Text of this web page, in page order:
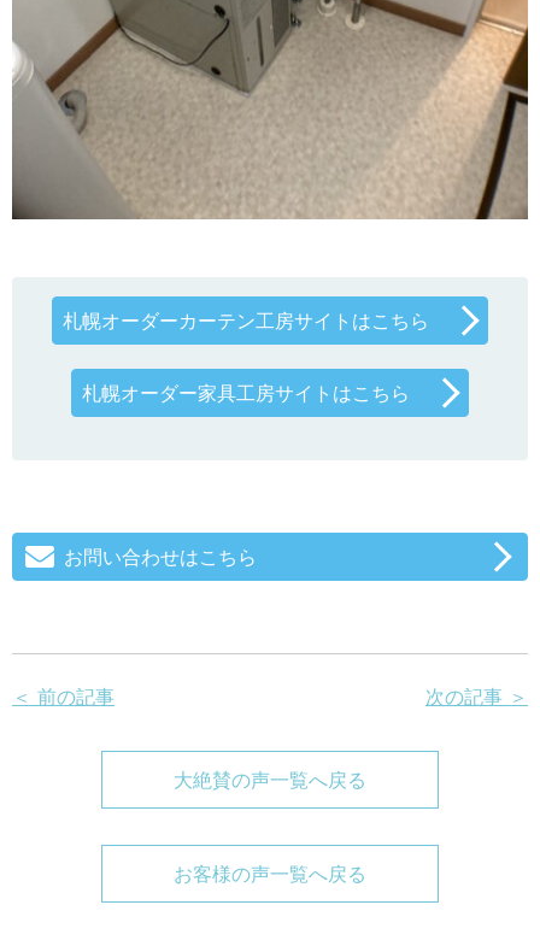
札幌オーダーカーテン工房サイトはこちら
札幌オーダー家具工房サイトはこちら
お問い合わせはこちら
＜ 前の記事 次の記事 ＞
大絶賛の声一覧へ戻る
お客様の声一覧へ戻る